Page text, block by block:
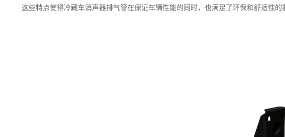
这些特点使得冷藏车消声器排气管在保证车辆性能的同时，也满足了环保和舒适性的